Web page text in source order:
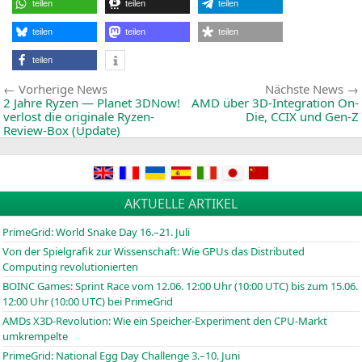
teilen teilen teilen
teilen teilen teilen
teilen
Beitragsnavigation
Vorherige NewsVorherige
News:
2 Jahre Ryzen — Planet 3DNow!
verlost die originale Ryzen-
Review-Box (Update)
Nächste News
AMD über 3D-Integration On-
Die, CCIX und Gen‑Z
AKTUELLE ARTIKEL
PrimeGrid: World Snake Day 16.–21. Juli
Von der Spielgrafik zur Wissenschaft: Wie GPUs das Distributed
Computing revolutionierten
BOINCGames: Sprint Race vom 12.06. 12:00 Uhr (10:00 UTC) bis zum 15.06.
12:00 Uhr (10:00 UTC) bei PrimeGrid
AMDs X3D-Revolution: Wie ein Speicher-Experiment den CPU-Markt
umkrempelte
PrimeGrid: National Egg Day Challenge 3.–10. Juni